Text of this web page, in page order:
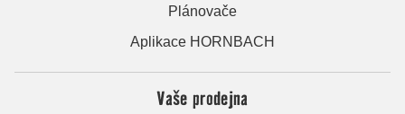
Plánovače
Aplikace HORNBACH
Vaše prodejna